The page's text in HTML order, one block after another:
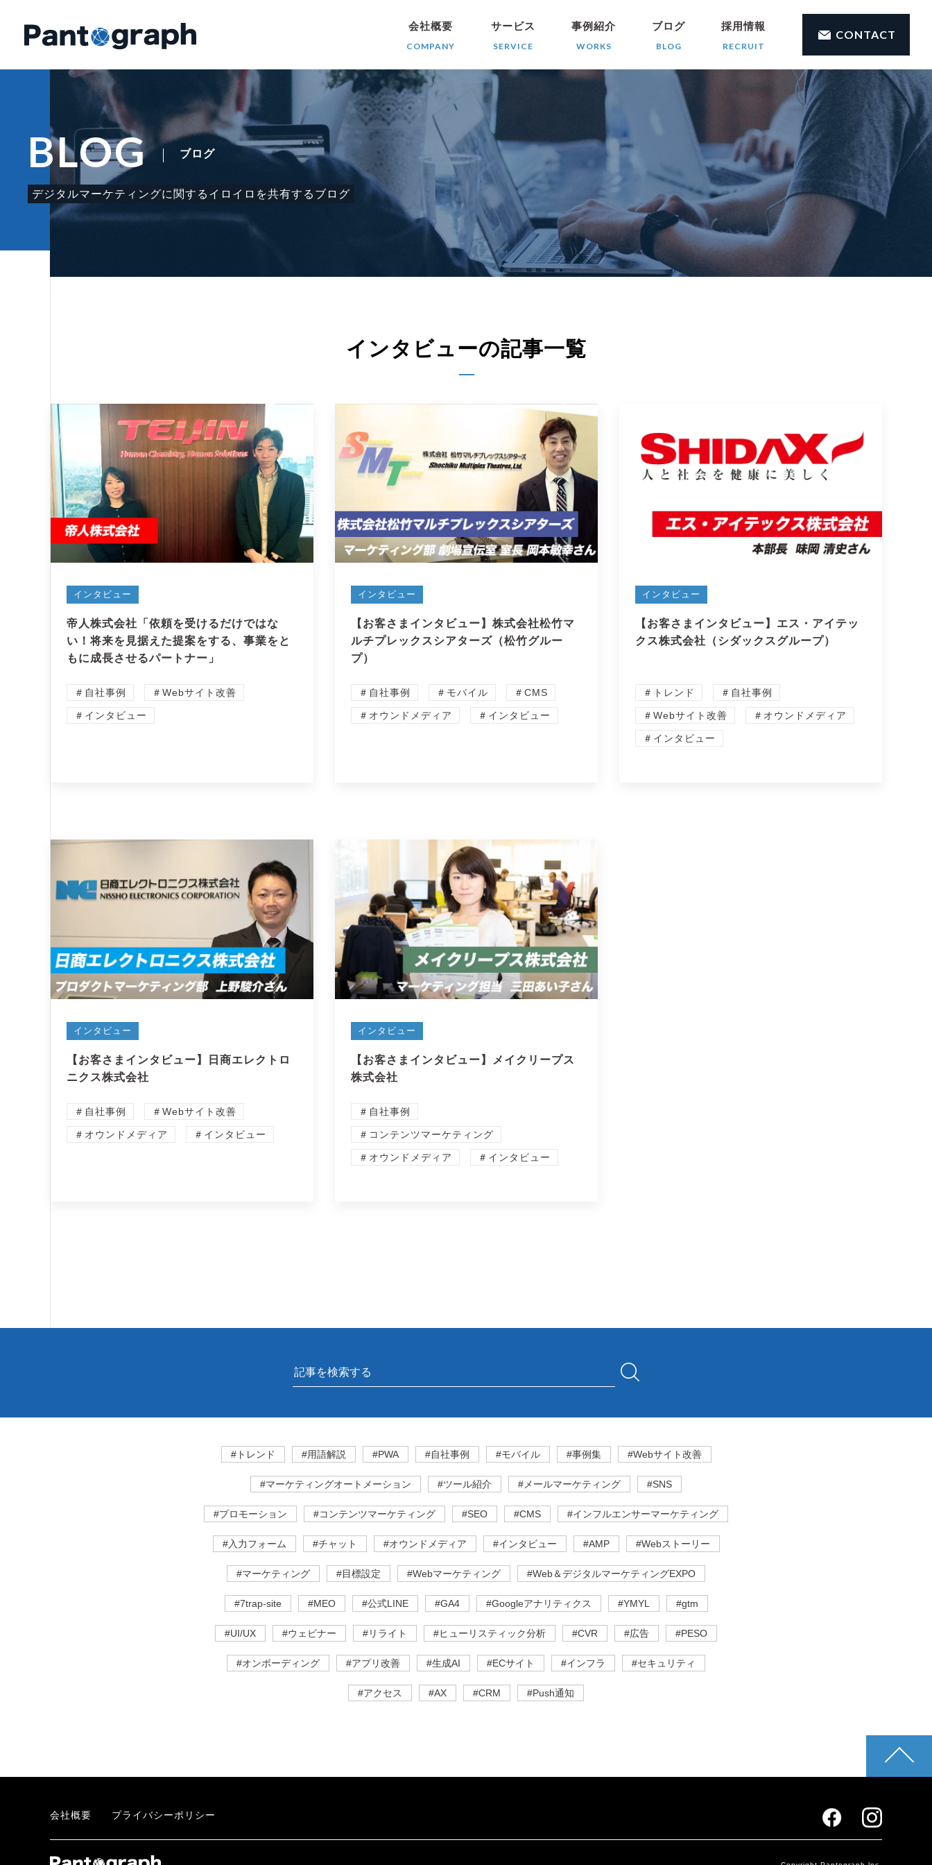
会社概要
COMPANY
サービス
SERVICE
事例紹介
WORKS
ブログ
BLOG
採用情報
RECRUIT
CONTACT
BLOG ブログ
デジタルマーケティングに関する イロイロを共有するブログ
インタビューの記事一覧
インタビュー
帝人株式会社「依頼を受けるだけではな
い！将来を見据えた提案をする、事業をと
もに成長させるパートナー」
＃自社事例 ＃Webサイト改善
＃インタビュー
インタビュー
【お客さまインタビュー】株式会社松竹マ
ルチプレックスシアターズ（松竹グルー
プ）
＃自社事例 ＃モバイル ＃CMS
＃オウンドメディア ＃インタビュー
インタビュー
【お客さまインタビュー】エス・アイテッ
クス株式会社（シダックスグループ）
＃トレンド ＃自社事例
＃Webサイト改善 ＃オウンドメディア
＃インタビュー
インタビュー
【お客さまインタビュー】日商エレクトロ
ニクス株式会社
＃自社事例 ＃Webサイト改善
＃オウンドメディア ＃インタビュー
インタビュー
【お客さまインタビュー】メイクリープス
株式会社
＃自社事例
＃コンテンツマーケティング
＃オウンドメディア ＃インタビュー
#トレンド #用語解説 #PWA #自社事例 #モバイル #事例集 #Webサイト改善
#マーケティングオートメーション #ツール紹介 #メールマーケティング #SNS
#プロモーション #コンテンツマーケティング #SEO #CMS #インフルエンサーマーケティング
#入力フォーム #チャット #オウンドメディア #インタビュー #AMP #Webストーリー
#マーケティング #目標設定 #Webマーケティング #Web＆デジタルマーケティングEXPO
#7trap-site #MEO #公式LINE #GA4 #Googleアナリティクス #YMYL #gtm
#UI/UX #ウェビナー #リライト #ヒューリスティック分析 #CVR #広告 #PESO
#オンボーディング #アプリ改善 #生成AI #ECサイト #インフラ #セキュリティ
#アクセス #AX #CRM #Push通知
会社概要 プライバシーポリシー